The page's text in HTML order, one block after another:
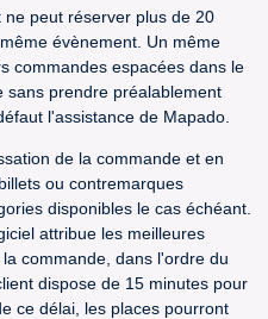
peut réserver plus de 20
évènement. Un même
commandes espacées dans le
sans prendre préalablement
l'assistance de Mapado.
de la commande et en
ou contremarques
disponibles le cas échéant.
attribue les meilleures
commande, dans l'ordre du
dispose de 15 minutes pour
ce délai, les places pourront